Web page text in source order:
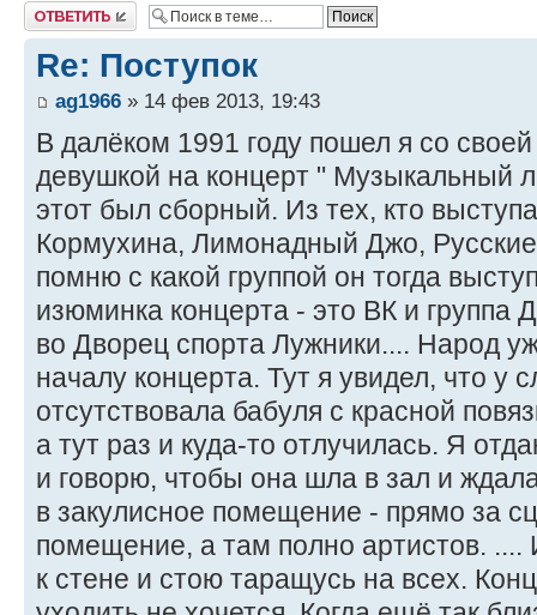
Ответить
Re: Поступок
ag1966 » 14 фев 2013, 19:43
В далёком 1991 году пошел я со
девушкой на концерт " Музыкальный
этот был сборный. Из тех, кто
Кормухина, Лимонадный Джо,
помню с какой группой он тогда
изюминка концерта - это ВК и группа
во Дворец спорта Лужники.... Народ
началу концерта. Тут я увидел, что у
отсутствовала бабуля с красной
а тут раз и куда-то отлучилась. Я
и говорю, чтобы она шла в зал и
в закулисное помещение - прямо за
помещение, а там полно артистов.
к стене и стою таращусь на всех.